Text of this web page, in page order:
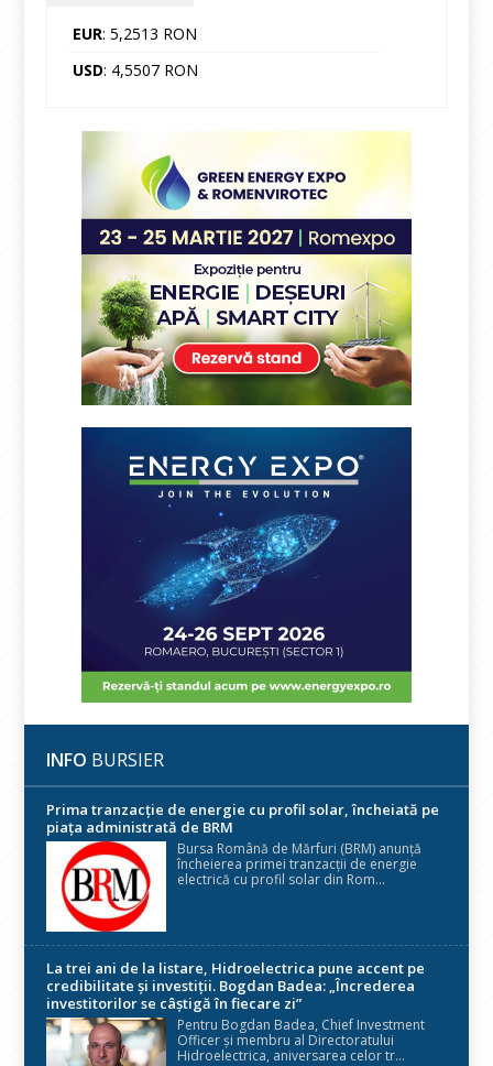
EUR: 5,2513 RON
USD: 4,5507 RON
INFO BURSIER
Prima tranzacție de energie cu profil solar, încheiată pe
piața administrată de BRM
Bursa Română de Mărfuri (BRM) anunță
încheierea primei tranzacții de energie
electrică cu profil solar din Rom...
La trei ani de la listare, Hidroelectrica pune accent pe
credibilitate și investiții. Bogdan Badea: „Încrederea
investitorilor se câștigă în fiecare zi”
Pentru Bogdan Badea, Chief Investment
Officer și membru al Directoratului
Hidroelectrica, aniversarea celor tr...